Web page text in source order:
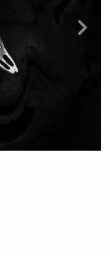
Next